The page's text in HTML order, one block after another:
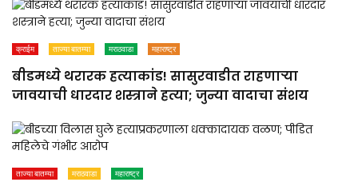
क्राईम ताज्या बातम्या मराठवाडा महाराष्ट्र
बीडमध्ये थरारक हत्याकांड! सासुरवाडीत राहणाऱ्या
जावयाची धारदार शस्त्राने हत्या; जुन्या वादाचा संशय
ताज्या बातम्या मराठवाडा महाराष्ट्र